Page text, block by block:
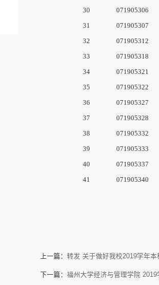
30 071905306
31 071905307
32 071905312
33 071905318
34 071905321
35 071905322
36 071905327
37 071905328
38 071905332
39 071905333
40 071905337
41 071905340
上一篇： 转发 关于做好我校2019学年
下一篇： 福州大学经济与管理学院